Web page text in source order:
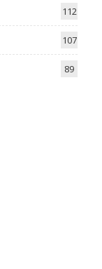
112
107
89